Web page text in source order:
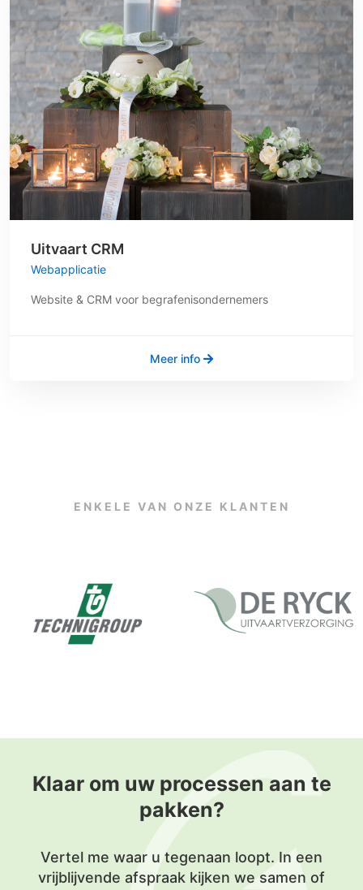
Uitvaart CRM
Webapplicatie
Website & CRM voor begrafenisondernemers
Meer info
ENKELE VAN ONZE KLANTEN
Klaar om uw processen aan te
pakken?
Vertel me waar u tegenaan loopt. In een
vrijblijvende afspraak kijken we samen of